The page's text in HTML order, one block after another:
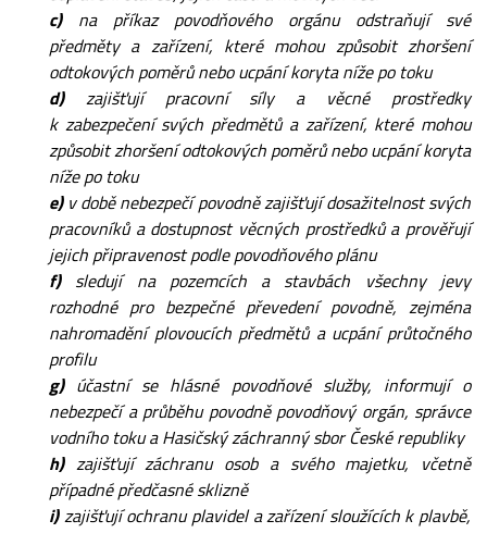
c)na příkaz povodňového orgánu odstraňují své
předměty a zařízení, které mohou způsobit zhoršení
odtokových poměrů nebo ucpání koryta níže po toku
d)zajišťují pracovní síly a věcné prostředky
k zabezpečení svých předmětů a zařízení, které mohou
způsobit zhoršení odtokových poměrů nebo ucpání koryta
níže po toku
e)v době nebezpečí povodně zajišťují dosažitelnost svých
pracovníků a dostupnost věcných prostředků a prověřují
jejich připravenost podle povodňového plánu
f)sledují na pozemcích a stavbách všechny jevy
rozhodné pro bezpečné převedení povodně, zejména
nahromadění plovoucích předmětů a ucpání průtočného
profilu
g)účastní se hlásné povodňové služby, informují o
nebezpečí a průběhu povodně povodňový orgán, správce
vodního toku a Hasičský záchranný sbor České republiky
h)zajišťují záchranu osob a svého majetku, včetně
případné předčasné sklizně
i)zajišťují ochranu plavidel a zařízení sloužících k plavbě,